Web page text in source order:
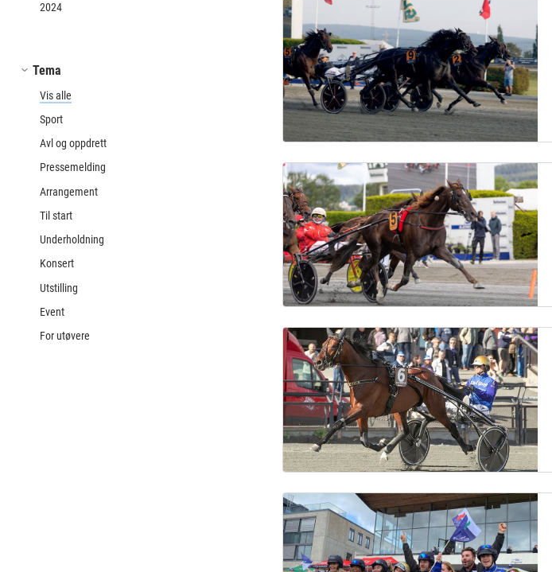
2024
Tema
Vis alle
Sport
Avl og oppdrett
Pressemelding
Arrangement
Til start
Underholdning
Konsert
Utstilling
Event
For utøvere